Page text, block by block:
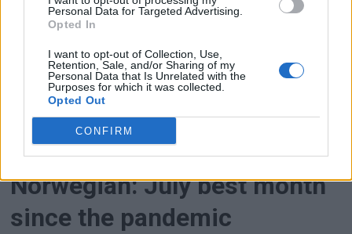
Personal Data for Targeted Advertising.
Opted In
I want to opt-out of Collection, Use,
Retention, Sale, and/or Sharing of my
Personal Data that Is Unrelated with the
Purposes for which it was collected.
Opted Out
CONFIRM
Norwegian: July best month
since the pandemic